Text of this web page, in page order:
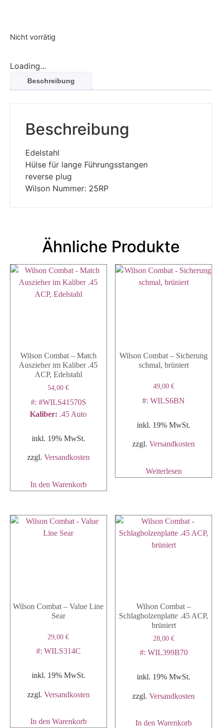
Nicht vorrätig
Loading...
Beschreibung
Beschreibung
Edelstahl
Hülse für lange Führungsstangen
reverse plug
Wilson Nummer: 25RP
Ähnliche Produkte
Wilson Combat – Match
Auszieher im Kaliber .45
ACP, Edelstahl
54,00€
#: #WILS41570S
Kaliber: .45 Auto
inkl. 19% MwSt.
zzgl. Versandkosten
In den Warenkorb
Wilson Combat – Sicherung
schmal, brüniert
49,00 €
#: WILS6BN
inkl. 19% MwSt.
zzgl.Versandkosten
Weiterlesen
Wilson Combat – Value Line
Sear
29,00€
#: WILS314C
inkl. 19% MwSt.
zzgl. Versandkosten
In den Warenkorb
Wilson Combat –
Schlagbolzenplatte .45 ACP,
brüniert
28,00 €
#: WIL399B70
inkl. 19% MwSt.
zzgl.Versandkosten
In den Warenkorb